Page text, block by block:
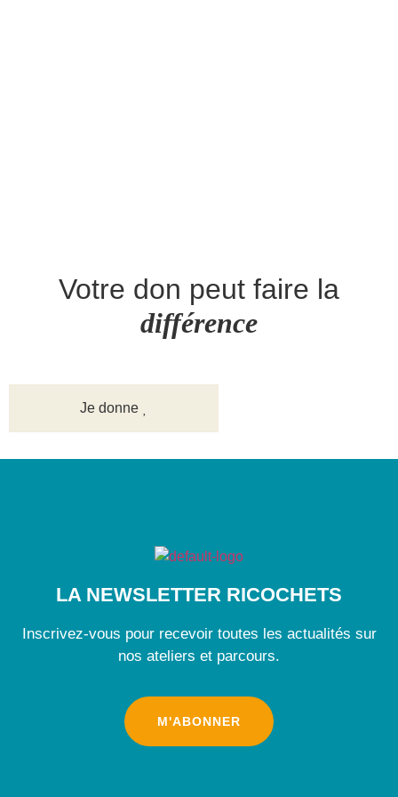
Votre don peut faire la
différence
Je donne
LA NEWSLETTER RICOCHETS
Inscrivez-vous pour recevoir toutes les actualités sur
nos ateliers et parcours.
M'ABONNER